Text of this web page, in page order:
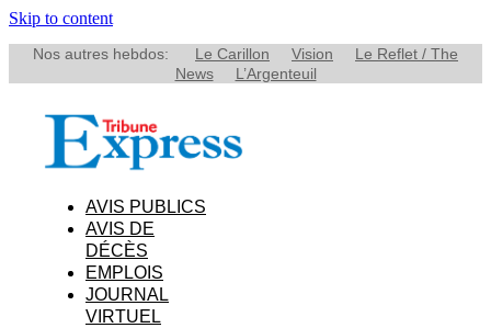
Skip to content
Nos autres hebdos: Le Carillon Vision
Le Reflet / The
News
L’Argenteuil
AVIS PUBLICS
AVIS DE
DÉCÈS
EMPLOIS
JOURNAL
VIRTUEL